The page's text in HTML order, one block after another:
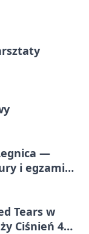
—
i egzaminu
Tears w
Ciśnień 4